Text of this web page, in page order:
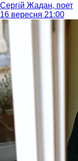
Сергій Жадан, поет
16 вересня 21:00